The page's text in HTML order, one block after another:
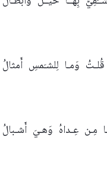
قُلـتُ وَمـا لِلشـَمسِ أَمثالُ
مِـن عِـداهُ وَهـيَ أَشـبالُ